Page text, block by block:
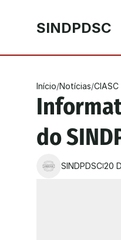
SINDPDSC
Início/Notícias/CIASC
do
SINDPDSC20